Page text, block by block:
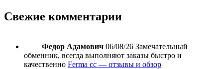
Свежие комментарии
Федор Адамович 06/08/26 Замечательный
обменник, всегда выполняют заказы быстро и
качественно Ferma cc — отзывы и обзор